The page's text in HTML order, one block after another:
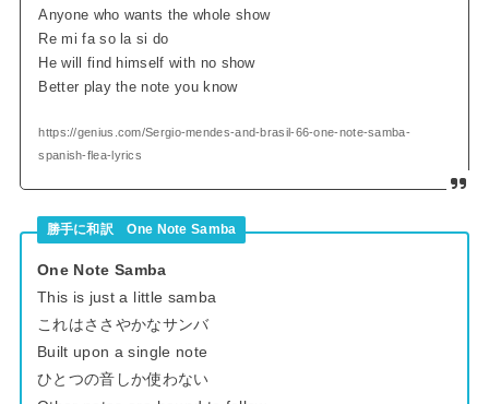
Anyone who wants the whole show
Re mi fa so la si do
He will find himself with no show
Better play the note you know
https://genius.com/Sergio-mendes-and-brasil-66-one-note-samba-
spanish-flea-lyrics
勝手に和訳 One Note Samba
One Note Samba
This is just a little samba
これはささやかなサンバ
Built upon a single note
ひとつの音しか使わない